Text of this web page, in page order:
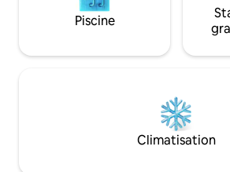
Piscine
Climatisation